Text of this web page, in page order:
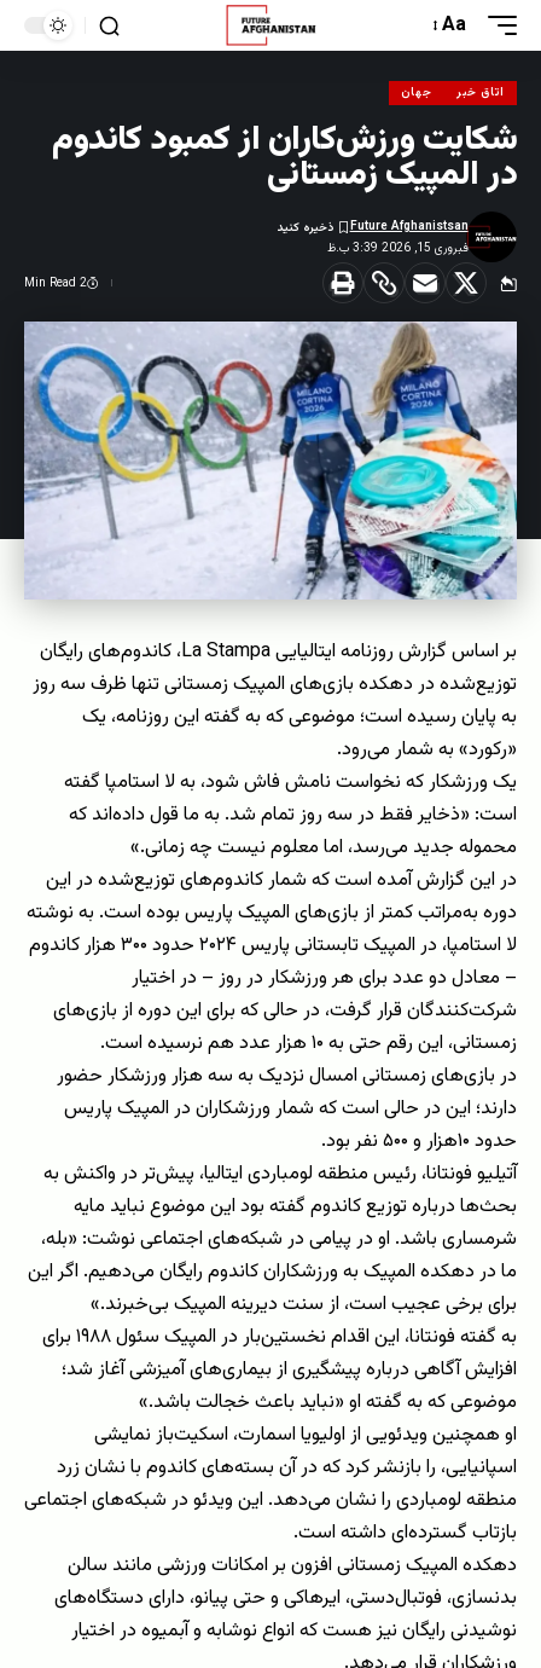
Aa
اتاق خبر جهان
شکایت ورزش‌کاران از کمبود کاندوم
در المپیک زمستانی
فبروری 15, 2026 3:39 ب.ظ
Future Afghanistsan
2 Min Read
بر اساس گزارش روزنامه ایتالیایی La Stampa، کاندوم‌های رایگان
توزیع‌شده در دهکده بازی‌های المپیک زمستانی تنها ظرف سه روز
به پایان رسیده است؛ موضوعی که به گفته این روزنامه، یک
«رکورد» به شمار می‌رود.
یک ورزشکار که نخواست نامش فاش شود، به لا استامپا گفته
است: «ذخایر فقط در سه روز تمام شد. به ما قول داده‌اند که
محموله جدید می‌رسد، اما معلوم نیست چه زمانی.»
در این گزارش آمده است که شمار کاندوم‌های توزیع‌شده در این
دوره به‌مراتب کمتر از بازی‌های المپیک پاریس بوده است. به نوشته
لا استامپا، در المپیک تابستانی پاریس ۲۰۲۴ حدود ۳۰۰ هزار کاندوم
– معادل دو عدد برای هر ورزشکار در روز – در اختیار
شرکت‌کنندگان قرار گرفت، در حالی که برای این دوره از بازی‌های
زمستانی، این رقم حتی به ۱۰ هزار عدد هم نرسیده است.
در بازی‌های زمستانی امسال نزدیک به سه هزار ورزشکار حضور
دارند؛ این در حالی است که شمار ورزشکاران در المپیک پاریس
حدود ۱۰هزار و ۵۰۰ نفر بود.
آتیلیو فونتانا، رئیس منطقه لومباردی ایتالیا، پیش‌تر در واکنش به
بحث‌ها درباره توزیع کاندوم گفته بود این موضوع نباید مایه
شرمساری باشد. او در پیامی در شبکه‌های اجتماعی نوشت: «بله،
ما در دهکده المپیک به ورزشکاران کاندوم رایگان می‌دهیم. اگر این
برای برخی عجیب است، از سنت دیرینه المپیک بی‌خبرند.»
به گفته فونتانا، این اقدام نخستین‌بار در المپیک سئول ۱۹۸۸ برای
افزایش آگاهی درباره پیشگیری از بیماری‌های آمیزشی آغاز شد؛
موضوعی که به گفته او «نباید باعث خجالت باشد.»
او همچنین ویدئویی از اولیویا اسمارت، اسکیت‌باز نمایشی
اسپانیایی، را بازنشر کرد که در آن بسته‌های کاندوم با نشان زرد
منطقه لومباردی را نشان می‌دهد. این ویدئو در شبکه‌های اجتماعی
بازتاب گسترده‌ای داشته است.
دهکده المپیک زمستانی افزون بر امکانات ورزشی مانند سالن
بدنسازی، فوتبال‌دستی، ایرهاکی و حتی پیانو، دارای دستگاه‌های
نوشیدنی رایگان نیز هست که انواع نوشابه و آبمیوه در اختیار